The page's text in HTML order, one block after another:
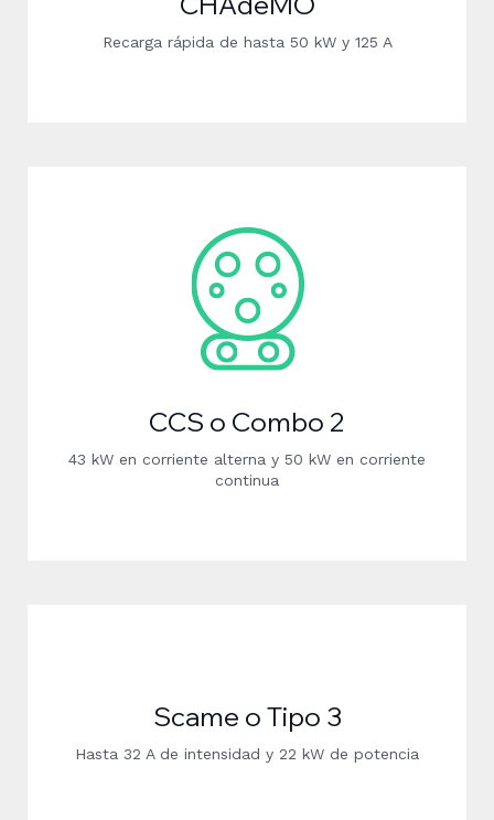
Recarga rápida de hasta 50 kW y 125 A
CCS o Combo 2
43 kW en corriente alterna y 50 kW en corriente
continua
Scame o Tipo 3
Hasta 32 A de intensidad y 22 kW de potencia